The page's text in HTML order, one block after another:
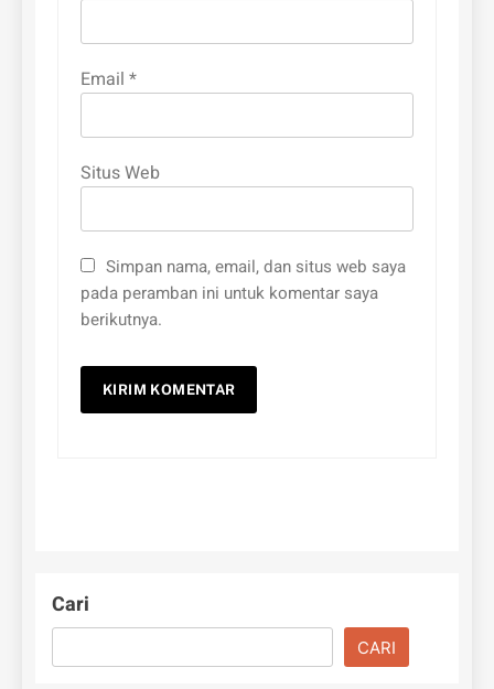
Email *
Situs Web
Simpan nama, email, dan situs web saya
pada peramban ini untuk komentar saya
berikutnya.
Cari
CARI